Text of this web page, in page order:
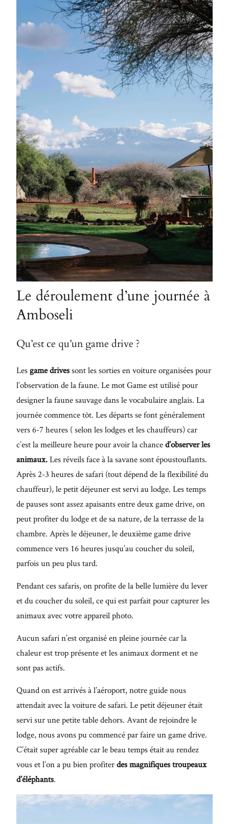
Le déroulement d’une journée à
Amboseli
Qu’est ce qu’un game drive ?
Lesgame drivessont les sorties en voiture organisées pour
l’observation de la faune. Le mot Game est utilisé pour
designer la faune sauvage dans le vocabulaire anglais. La
journée commence tôt. Les départs se font généralement
vers 6-7 heures ( selon les lodges et les chauffeurs) car
c’est la meilleure heure pour avoir la chanced’observer les
animaux.Les réveils face à la savane sont époustouflants.
Après 2-3 heures de safari (tout dépend de la flexibilité du
chauffeur), le petit déjeuner est servi au lodge. Les temps
de pauses sont assez apaisants entre deux game drive, on
peut profiter du lodge et de sa nature, de la terrasse de la
chambre. Après le déjeuner, le deuxième game drive
commence vers 16 heures jusqu’au coucher du soleil,
parfois un peu plus tard.
Pendant ces safaris, on profite de la belle lumière du lever
et du coucher du soleil, ce qui est parfait pour capturer les
animaux avec votre appareil photo.
Aucun safari n’est organisé en pleine journée car la
chaleur est trop présente et les animaux dorment et ne
sont pas actifs.
Quand on est arrivés à l’aéroport, notre guide nous
attendait avec la voiture de safari. Le petit déjeuner était
servi sur une petite table dehors. Avant de rejoindre le
lodge, nous avons pu commencé par faire un game drive.
C’était super agréable car le beau temps était au rendez
vous et l’on a pu bien profiterdes magnifiques troupeaux
d’éléphants.